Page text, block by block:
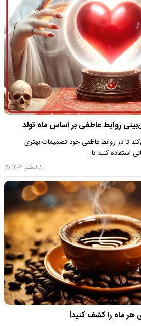
روابط عاطفی بر اساس ماه تولد
تا در روابط عاطفی خود تصمیمات بهتری
استفاده کنید تا…
۸ اسفند ۱۴۰۳
هر ماه را کشف کنید!